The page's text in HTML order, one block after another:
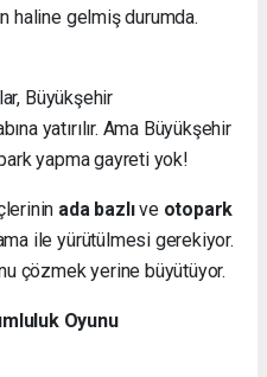
haline gelmiş durumda.
Büyükşehir
yatırılır. Ama Büyükşehir
yapma gayreti yok!
ada bazlıve otopark
ile yürütülmesi gerekiyor.
çözmek yerine büyütüyor.
Oyunu